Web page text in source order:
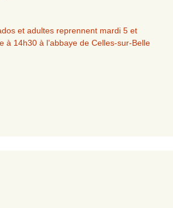
et adultes reprennent mardi 5 et
à 14h30 à l’abbaye de Celles-sur-Belle